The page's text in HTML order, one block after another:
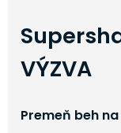
VÝZVA
Premeň beh